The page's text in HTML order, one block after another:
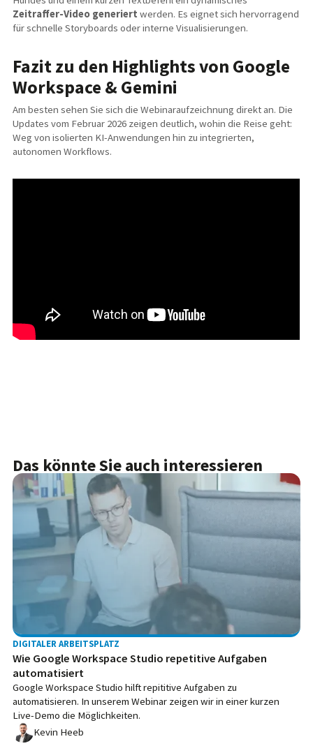
Zeitraffer-Video generiert werden. Es eignet sich hervorragend
für schnelle Storyboards oder interne Visualisierungen.
Fazit zu den Highlights von Google
Workspace & Gemini
Am besten sehen Sie sich die Webinaraufzeichnung direkt an. Die
Updates vom Februar 2026 zeigen deutlich, wohin die Reise geht:
Weg von isolierten KI-Anwendungen hin zu integrierten,
autonomen Workflows.
Das könnte Sie auch interessieren
DIGITALER ARBEITSPLATZ
Wie Google Workspace Studio repetitive Aufgaben
automatisiert
Google Workspace Studio hilft repititive Aufgaben zu
automatisieren. In unserem Webinar zeigen wir in einer kurzen
Live-Demo die Möglichkeiten.
Kevin Heeb